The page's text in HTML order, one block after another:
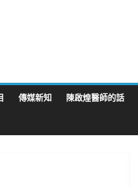
傳媒新知 陳啟煌醫師的話